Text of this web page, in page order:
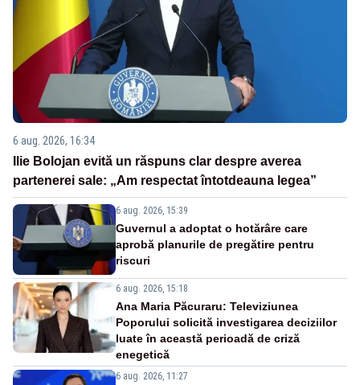
6 aug. 2026, 16:34
Ilie Bolojan evită un răspuns clar despre averea
partenerei sale: „Am respectat întotdeauna legea”
6 aug. 2026, 15:39
Guvernul a adoptat o hotărâre care
aprobă planurile de pregătire pentru
riscuri
6 aug. 2026, 15:18
Ana Maria Păcuraru: Televiziunea
Poporului solicită investigarea deciziilor
luate în această perioadă de criză
enegetică
6 aug. 2026, 11:27